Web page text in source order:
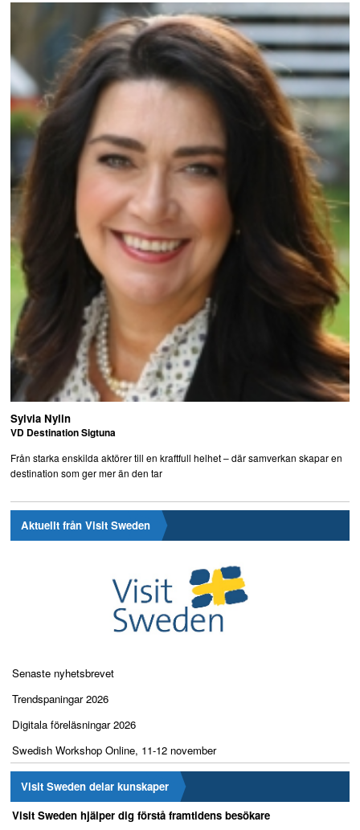
Sylvia Nylin
VD Destination Sigtuna
Från starka enskilda aktörer till en kraftfull helhet – där samverkan skapar en
destination som ger mer än den tar
Aktuellt från Visit Sweden
Senaste nyhetsbrevet
Trendspaningar 2026
Digitala föreläsningar 2026
Swedish Workshop Online, 11-12 november
Visit Sweden delar kunskaper
Visit Sweden hjälper dig förstå framtidens besökare